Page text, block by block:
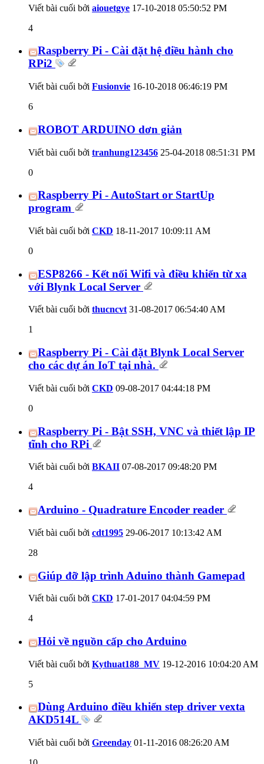
Viết bài cuối bởi aiouetgye 17-10-2018 05:50:52 PM
4
Raspberry Pi - Cài đặt hệ điều hành cho
RPi2
Viết bài cuối bởi Fusionvie 16-10-2018 06:46:19 PM
6
ROBOT ARDUINO dơn giản
Viết bài cuối bởi tranhung123456 25-04-2018 08:51:31 PM
0
Raspberry Pi - AutoStart or StartUp
program
Viết bài cuối bởi CKD 18-11-2017 10:09:11 AM
0
ESP8266 - Kết nối Wifi và điều khiển từ xa
với Blynk Local Server
Viết bài cuối bởi thucncvt31-08-2017 06:54:40 AM
1
Raspberry Pi - Cài đặt Blynk Local Server
cho các dự án IoT tại nhà.
Viết bài cuối bởi CKD 09-08-2017 04:44:18 PM
0
Raspberry Pi - Bật SSH, VNC và thiết lập IP
tĩnh cho RPi
Viết bài cuối bởi BKAII 07-08-2017 09:48:20 PM
4
Arduino - Quadrature Encoder reader
Viết bài cuối bởi cdt1995 29-06-2017 10:13:42 AM
28
Giúp đỡ lập trình Aduino thành Gamepad
Viết bài cuối bởi CKD 17-01-2017 04:04:59 PM
4
Hỏi về nguồn cấp cho Arduino
Viết bài cuối bởi Kythuat188_MV 19-12-2016 10:04:20 AM
5
Dùng Arduino điều khiển step driver vexta
AKD514L
Viết bài cuối bởi Greenday 01-11-2016 08:26:20 AM